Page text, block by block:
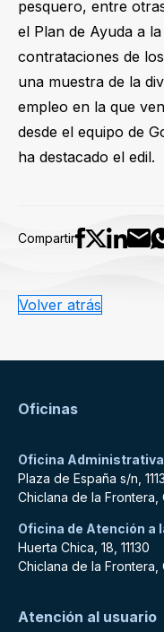
pesquero, entre
el Plan de Ayuda a
contrataciones de
una muestra de la
empleo en la que
desde el equipo de
ha destacado el edil.
Compartir
Volver atrás
Oficinas
Oficina Administrativa
Plaza de España s/n,
Chiclana de la Frontera,
Oficina de Atención a
Huerta Chica, 18, 11130
Chiclana de la Frontera,
Atención al usuario